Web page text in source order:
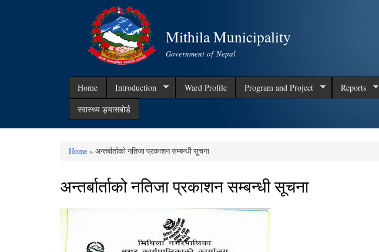
Mithila Municipality
Government of Nepal
Home Introduction Ward Profile Program and Project Reports
स्वास्थ्य ड्यासबोर्ड
Home» अन्तर्बार्ताको नतिजा प्रकाशन सम्बन्धी सूचना
अन्तर्बार्ताको नतिजा प्रकाशन सम्बन्धी सूचना